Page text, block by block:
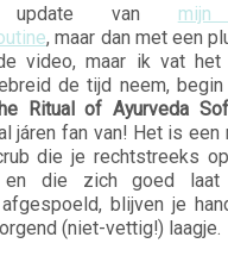
update van
, maar dan met een
video, maar ik vat
de tijd neem,
Ritual of Ayurveda
járen fan van! Het is een
die je rechtstreeks
en die zich goed laat
blijven je
(niet-vettig!) laagje.